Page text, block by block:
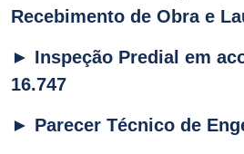
Recebimento de Obra e
► Inspeção Predial em
16.747
► Parecer Técnico de